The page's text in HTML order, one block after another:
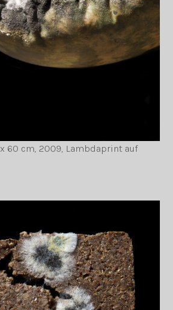
60 cm, 2009, Lambdaprint auf